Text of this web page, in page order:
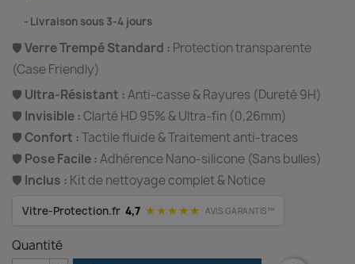
Livraison sous 3-4 jours
🛡️Verre Trempé Standard : Protection transparente
(Case Friendly)
🛡️ Ultra-Résistant :Anti-casse & Rayures (Dureté 9H)
🛡️ Invisible : Clarté HD 95% & Ultra-fin (0,26mm)
🛡️ Confort :Tactile fluide & Traitement anti-traces
🛡️ Pose Facile :Adhérence Nano-silicone (Sans bulles)
🛡️ Inclus : Kit de nettoyage complet & Notice
Vitre-Protection.fr 4,7 ★★★★★ AVIS GARANTIS™
Quantité